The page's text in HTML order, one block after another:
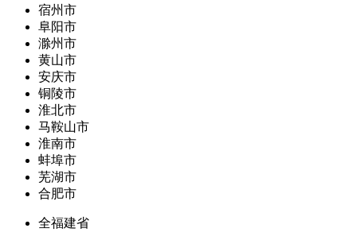
宿州市
阜阳市
滁州市
黄山市
安庆市
铜陵市
淮北市
马鞍山市
淮南市
蚌埠市
芜湖市
合肥市
全福建省